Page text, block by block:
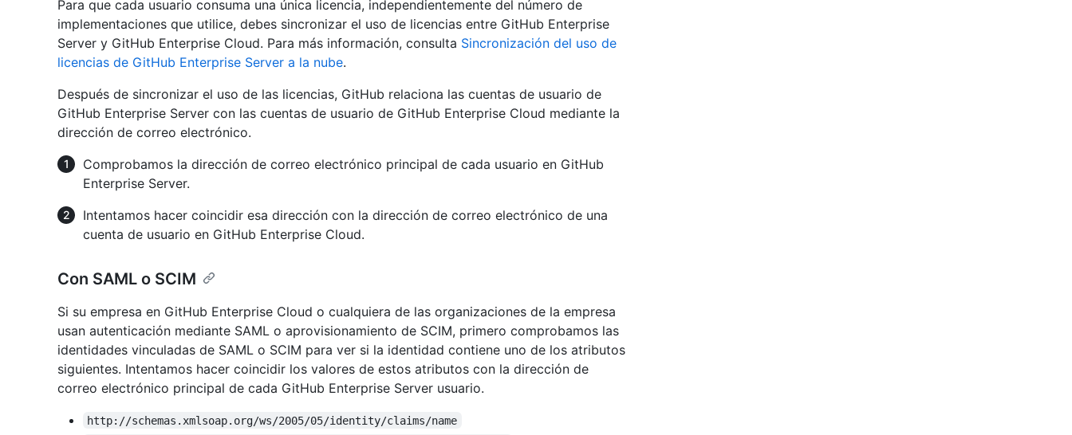
Para que cada usuario consuma una única licencia, independientemente del número de
implementaciones que utilice, debes sincronizar el uso de licencias entre GitHub Enterprise
Server y GitHub Enterprise Cloud. Para más información, consulta Sincronización del uso de
licencias de GitHub Enterprise Server a la nube.
Después de sincronizar el uso de las licencias, GitHub relaciona las cuentas de usuario de
GitHub Enterprise Server con las cuentas de usuario de GitHub Enterprise Cloud mediante la
dirección de correo electrónico.
Comprobamos la dirección de correo electrónico principal de cada usuario en GitHub
Enterprise Server.
Intentamos hacer coincidir esa dirección con la dirección de correo electrónico de una
cuenta de usuario en GitHub Enterprise Cloud.
Con SAML o SCIM
Si su empresa en GitHub Enterprise Cloud o cualquiera de las organizaciones de la empresa
usan autenticación mediante SAML o aprovisionamiento de SCIM, primero comprobamos las
identidades vinculadas de SAML o SCIM para ver si la identidad contiene uno de los atributos
siguientes. Intentamos hacer coincidir los valores de estos atributos con la dirección de
correo electrónico principal de cada GitHub Enterprise Server usuario.
http://schemas.xmlsoap.org/ws/2005/05/identity/claims/name